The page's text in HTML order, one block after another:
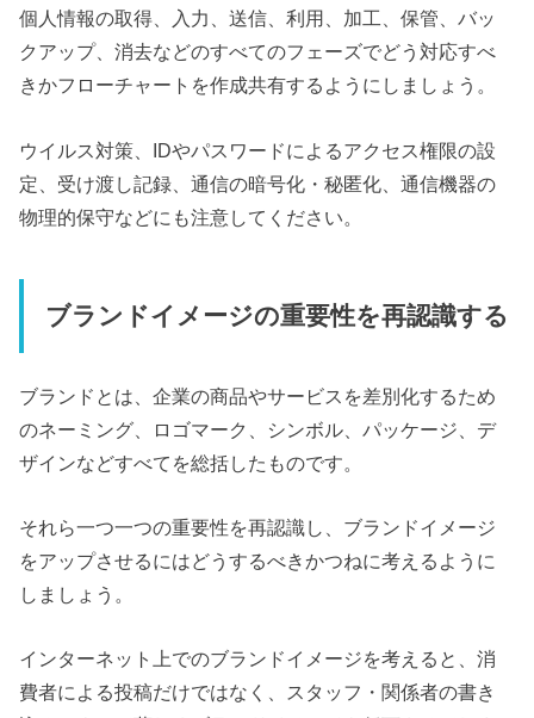
個人情報の取得、入力、送信、利用、加工、保管、バッ
クアップ、消去などのすべてのフェーズでどう対応すべ
きかフローチャートを作成共有するようにしましょう。
ウイルス対策、IDやパスワードによるアクセス権限の設
定、受け渡し記録、通信の暗号化・秘匿化、通信機器の
物理的保守などにも注意してください。
ブランドイメージの重要性を再認識する
ブランドとは、企業の商品やサービスを差別化するため
のネーミング、ロゴマーク、シンボル、パッケージ、デ
ザインなどすべてを総括したものです。
それら一つ一つの重要性を再認識し、ブランドイメージ
をアップさせるにはどうするべきかつねに考えるように
しましょう。
インターネット上でのブランドイメージを考えると、消
費者による投稿だけではなく、スタッフ・関係者の書き